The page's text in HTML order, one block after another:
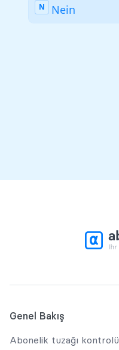
Genel Bakış
Abonelik tuzağı kontrolü